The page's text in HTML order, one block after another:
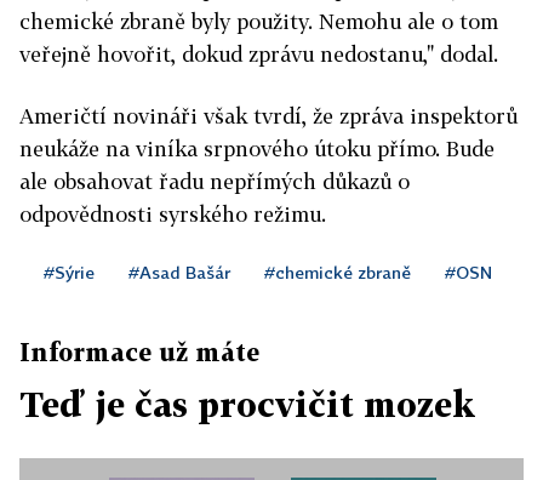
chemické zbraně byly použity. Nemohu ale o tom
veřejně hovořit, dokud zprávu nedostanu," dodal.
Američtí novináři však tvrdí, že zpráva inspektorů
neukáže na viníka srpnového útoku přímo. Bude
ale obsahovat řadu nepřímých důkazů o
odpovědnosti syrského režimu.
#Sýrie #Asad Bašár #chemické zbraně #OSN
Informace už máte
Teď je čas procvičit mozek